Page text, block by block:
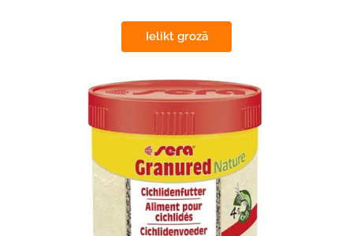
Ielikt grozā